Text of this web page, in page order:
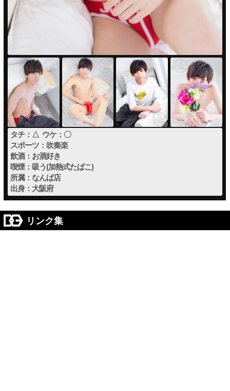
PUA立川
×閉じる
タチ：△ ウケ：〇
スポーツ：吹奏楽
飲酒：お酒好き
喫煙：吸う(加熱式たばこ)
所属：なんば店
出身：大阪府
リンク集